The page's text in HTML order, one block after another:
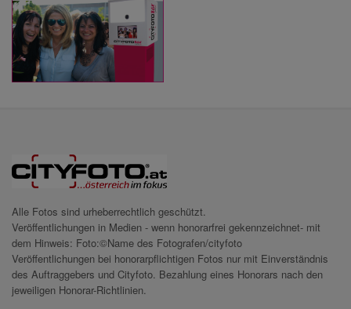
Alle Fotos sind urheberrechtlich geschützt.
Veröffentlichungen in Medien - wenn honorarfrei gekennzeichnet- mit
dem Hinweis: Foto:©Name des Fotografen/cityfoto
Veröffentlichungen bei honorarpflichtigen Fotos nur mit Einverständnis
des Auftraggebers und Cityfoto. Bezahlung eines Honorars nach den
jeweiligen Honorar-Richtlinien.